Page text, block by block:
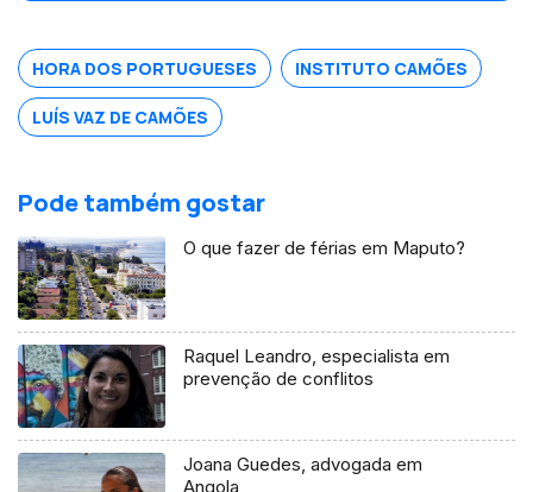
HORA DOS PORTUGUESES INSTITUTO CAMÕES
LUÍS VAZ DE CAMÕES
Pode também gostar
O que fazer de férias em Maputo?
Raquel Leandro, especialista em
prevenção de conflitos
Joana Guedes, advogada em
Angola